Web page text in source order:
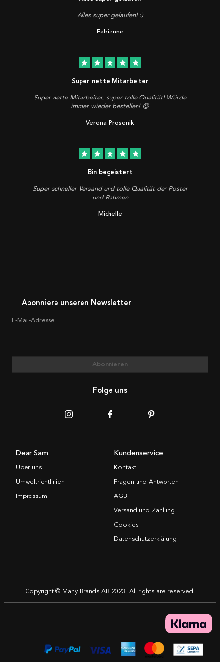
Alles super gelaufen! :)
Fabienne
star star star star star
Super nette Mitarbeiter
Super nette Mitarbeiter, super tolle Qualität! Würde
immer wieder bestellen! 😍
Verena Prosenik
star star star star star
Bin begeistert
Super schneller Versand und tolle Qualität der Poster
und Rahmen
Michelle
Abonniere unseren Newsletter
E-Mail-Adresse
Abonnieren
Folge uns
Dear Sam
Über uns
Umweltrichtlinien
Impressum
Kundenservice
Kontakt
Fragen und Antworten
AGB
Versand und Zahlung
Cookies
Datenschutzerklärung
Copyright © Many Brands AB 2023. All rights are reserved.